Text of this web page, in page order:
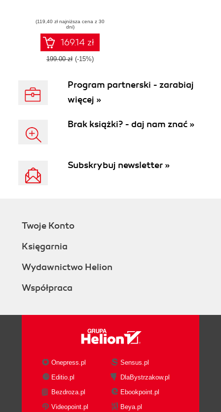
(119,40 zł najniższa cena z 30
dni)
169.14 zł
199.00 zł (-15%)
Program partnerski - zarabiaj
więcej »
Brak książki? - daj nam znać »
Subskrybuj newsletter »
Twoje Konto
Księgarnia
Wydawnictwo Helion
Współpraca
Onepress.pl
Sensus.pl
Editio.pl
DlaBystrzakow.pl
Bezdroza.pl
Ebookpoint.pl
Videopoint.pl
Beya.pl